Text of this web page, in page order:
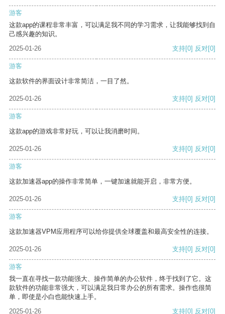
游客
这款app的课程非常丰富，可以满足我不同的学习需求，让我能够找到自
己感兴趣的知识。
2025-01-26
支持[0] 反对[0]
游客
这款软件的界面设计非常简洁，一目了然。
2025-01-26 支持[0] 反对[0]
游客
这款app的游戏非常好玩，可以让我消磨时间。
2025-01-26 支持[0] 反对[0]
游客
这款加速器app的操作非常简单，一键加速就能开启，非常方便。
2025-01-26 支持[0] 反对[0]
游客
这款加速器VPM应用程序可以给你提供全球覆盖和最高安全性的连接。
2025-01-26 支持[0] 反对[0]
游客
我一直在寻找一款功能强大、操作简单的办公软件，终于找到了它。这
款软件的功能非常强大，可以满足我日常办公的所有需求。操作也很简
单，即使是小白也能快速上手。
2025-01-26
支持[0] 反对[0]